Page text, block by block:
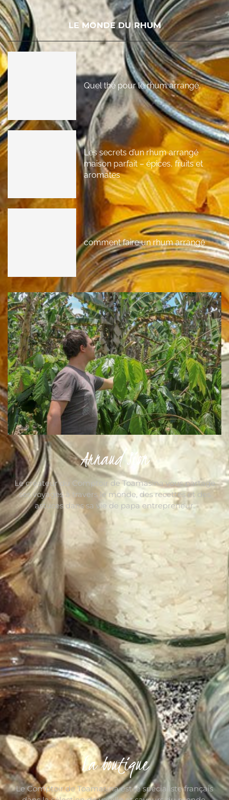
LE MONDE DU RHUM
Quel thé pour le rhum arrangé
Les secrets d’un rhum arrangé
maison parfait – épices, fruits et
aromates
comment faire un rhum arrangé
Arnaud Sion
Le créateur du Comptoir de Toamasina vous partage
ses voyages à travers le monde, des recettes et des
astuces dans sa vie de papa entrepreneur.
La boutique
Le Comptoir de Toamasina est le spécialiste français